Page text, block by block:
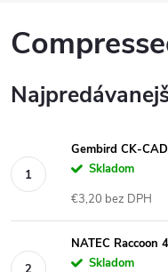
Gembird CK-
Skladom
€3,20 bez DPH
NATEC Raccoon
Skladom